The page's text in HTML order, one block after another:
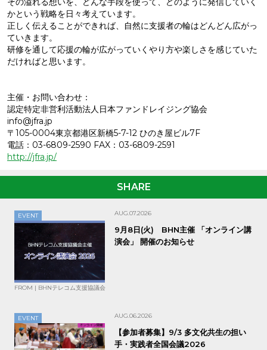
かという戦略を日々考えています。
正しく伝えることができれば、自然に支援者の輪はどんどん広がっ
ていきます。
研修を通して応援の輪が広がっていくやり方や楽しさを感じていた
だければと思います。
主催・お問い合わせ：
認定特定非営利活動法人日本ファンドレイジング協会
info@jfra.jp
〒105-0004東京都港区新橋5-7-12 ひのき屋ビル7F
電話：03-6809-2590 FAX：03-6809-2591
http://jfra.jp/
SHARE
EVENT AUG.07.2026
9月8日(火) BHN主催 「オンライン講
演会」 開催のお知らせ
FROM | BHNテレコム支援協議会
EVENT AUG.06.2026
【参加者募集】9/3 多文化共生の担い
手・実践者全国会議2026